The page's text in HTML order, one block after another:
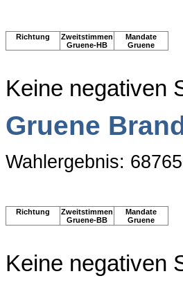
Richtung
Zweitstimmen
Gruene-HB
Mandate
Gruene
Keine negativen
Gruene
Wahlergebnis:
Richtung
Zweitstimmen
Gruene-BB
Mandate
Gruene
Keine negativen